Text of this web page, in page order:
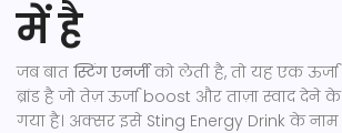
में है
जब बात स्टिंग एनर्जीको लेती है, तो यह एक
ब्रांडहै जो तेज़ ऊर्जा boost और ताज़ा स्वाद देने
गया है। अक्सर इसे Sting Energy Drink के नाम